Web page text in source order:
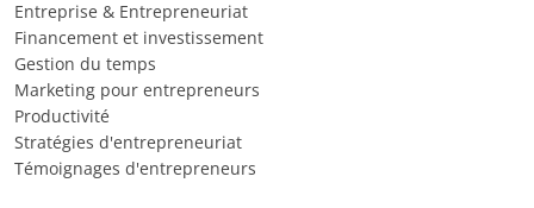
Entreprise & Entrepreneuriat
Financement et investissement
Gestion du temps
Marketing pour entrepreneurs
Productivité
Stratégies d'entrepreneuriat
Témoignages d'entrepreneurs